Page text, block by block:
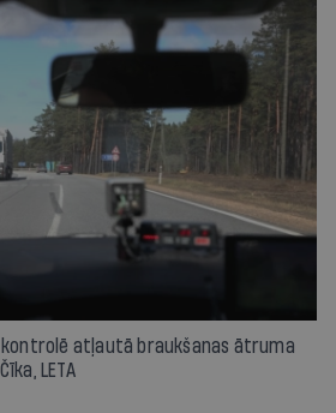
kontrolē atļautā braukšanas ātruma
LETA